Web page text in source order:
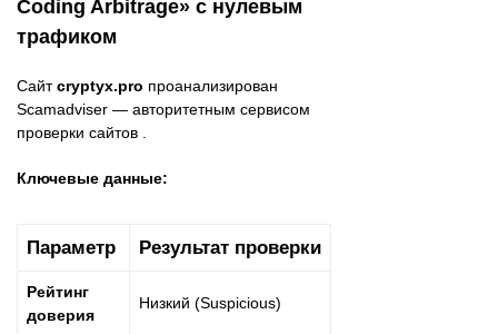
Coding Arbitrage» с нулевым
трафиком
Сайтcryptyx.pro проанализирован
Scamadviser — авторитетным сервисом
проверки сайтов .
Ключевые данные:
Параметр Результат проверки
Рейтинг
доверия
Низкий (Suspicious)